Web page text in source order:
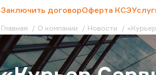
Заключить договорОферта КСЭ
Главная О компании Новости